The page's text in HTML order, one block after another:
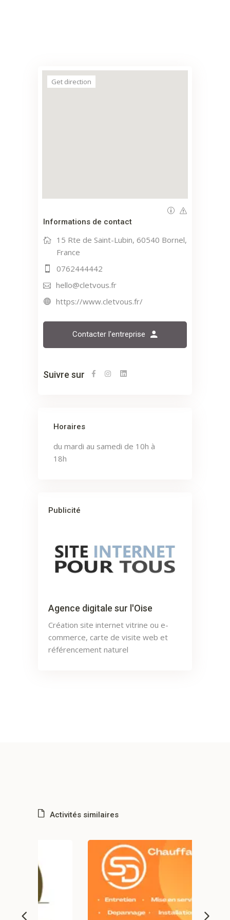
Get direction
Informations de contact
15 Rte de Saint-Lubin, 60540 Bornel,
France
0762444442
hello@cletvous.fr
https://www.cletvous.fr/
Contacter l'entreprise
Suivre sur
Horaires
du mardi au samedi de 10h à
18h
Publicité
Agence digitale sur l'Oise
Création site internet vitrine ou e-
commerce, carte de visite web et
référencement naturel
Activités similaires